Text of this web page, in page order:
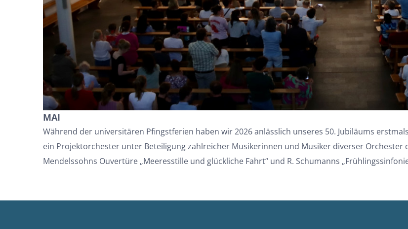
MAI
Während der universitären Pfingstferien haben wir 2026 anlässlich unseres 50. Jubiläums
ein Projektorchester unter Beteiligung zahlreicher Musikerinnen und Musiker diverser Orchester
Mendelssohns Ouvertüre „Meeresstille und glückliche Fahrt“ und R. Schumanns